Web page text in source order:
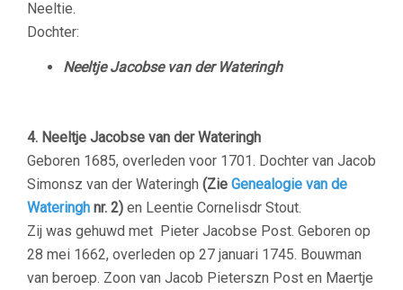
Neeltie.
Dochter:
Neeltje Jacobse van der Wateringh
4. Neeltje Jacobse van der Wateringh
Geboren 1685, overleden voor 1701. Dochter van Jacob
Simonsz van der Wateringh (Zie Genealogie van de
Wateringh nr. 2) en Leentie Cornelisdr Stout.
Zij was gehuwd met Pieter Jacobse Post. Geboren op
28 mei 1662, overleden op 27 januari 1745. Bouwman
van beroep. Zoon van Jacob Pieterszn Post en Maertje